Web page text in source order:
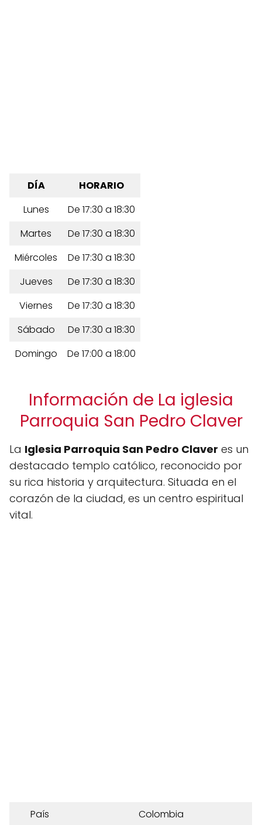
DÍA
HORARIO
Lunes
De 17:30 a 18:30
Martes
De 17:30 a 18:30
Miércoles
De 17:30 a 18:30
Jueves
De 17:30 a 18:30
Viernes
De 17:30 a 18:30
Sábado
De 17:30 a 18:30
Domingo
De 17:00 a 18:00
Información de La iglesia
Parroquia San Pedro Claver
La Iglesia Parroquia San Pedro Claver es un
destacado templo católico, reconocido por
su rica historia y arquitectura. Situada en el
corazón de la ciudad, es un centro espiritual
vital.
País Colombia